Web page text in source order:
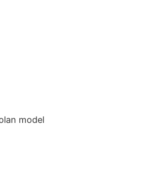
model